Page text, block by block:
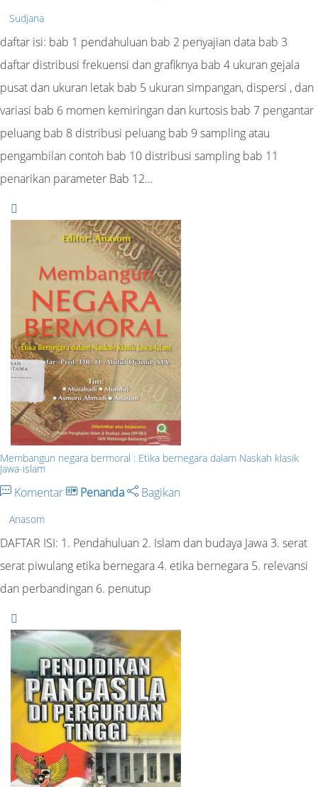
Sudjana
daftar isi: bab 1 pendahuluan bab 2 penyajian data bab 3
daftar distribusi frekuensi dan grafiknya bab 4 ukuran gejala
pusat dan ukuran letak bab 5 ukuran simpangan, dispersi , dan
variasi bab 6 momen kemiringan dan kurtosis bab 7 pengantar
peluang bab 8 distribusi peluang bab 9 sampling atau
pengambilan contoh bab 10 distribusi sampling bab 11
penarikan parameter Bab 12…
Membangun negara bermoral : Etika bernegara dalam Naskah klasik
Jawa-islam
Komentar Penanda Bagikan
Anasom
DAFTAR ISI: 1. Pendahuluan 2. Islam dan budaya Jawa 3. serat
serat piwulang etika bernegara 4. etika bernegara 5. relevansi
dan perbandingan 6. penutup